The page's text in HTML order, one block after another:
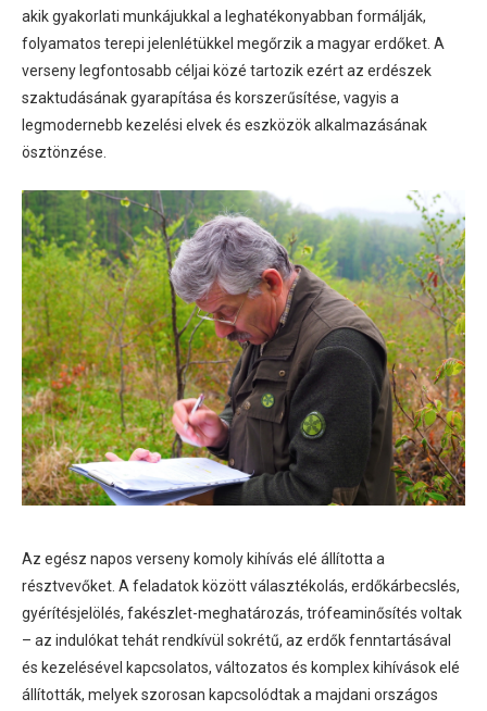
akik gyakorlati munkájukkal a leghatékonyabban formálják,
folyamatos terepi jelenlétükkel megőrzik a magyar erdőket. A
verseny legfontosabb céljai közé tartozik ezért az erdészek
szaktudásának gyarapítása és korszerűsítése, vagyis a
legmodernebb kezelési elvek és eszközök alkalmazásának
ösztönzése.
Az egész napos verseny komoly kihívás elé állította a
résztvevőket. A feladatok között választékolás, erdőkárbecslés,
gyérítésjelölés, fakészlet-meghatározás, trófeaminősítés voltak
– az indulókat tehát rendkívül sokrétű, az erdők fenntartásával
és kezelésével kapcsolatos, változatos és komplex kihívások elé
állították, melyek szorosan kapcsolódtak a majdani országos